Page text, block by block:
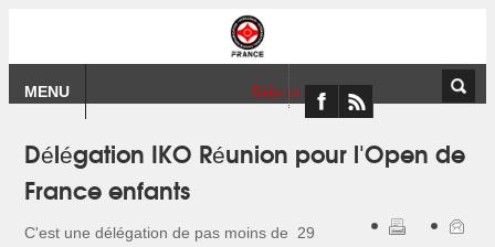
MENU Skip to content
Délégation IKO Réunion pour l'Open de
France enfants
C'est une délégation de pas moins de 29